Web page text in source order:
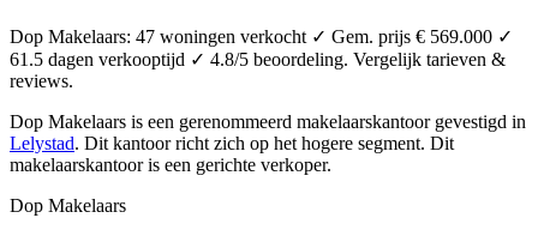
Dop Makelaars: 47 woningen verkocht ✓ Gem. prijs € 569.000 ✓
61.5 dagen verkooptijd ✓ 4.8/5 beoordeling. Vergelijk tarieven &
reviews.
Dop Makelaars is een gerenommeerd makelaarskantoor gevestigd in
Lelystad. Dit kantoor richt zich op het hogere segment. Dit
makelaarskantoor is een gerichte verkoper.
Dop Makelaars